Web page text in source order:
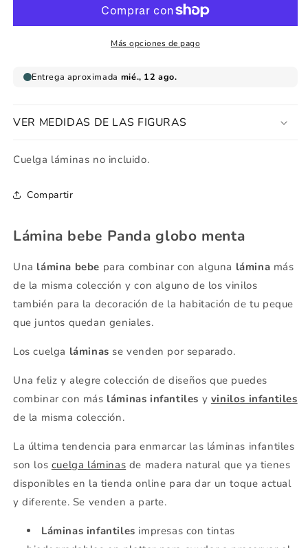
menta
globo
menta
Más opciones de pago
VER MEDIDAS DE LAS FIGURAS
Cuelga láminas no incluido.
Compartir
Lámina bebe Panda globo menta
Una lámina bebe para combinar con alguna lámina más
de la misma colección y con alguno de los vinilos
también para la decoración de la habitación de tu peque
que juntos quedan geniales.
Los cuelga láminas se venden por separado.
Una feliz y alegre colección de diseños que puedes
combinar con más láminas infantiles y vinilos infantiles
de la misma colección.
La última tendencia para enmarcar las láminas infantiles
son los cuelga láminas de madera natural que ya tienes
disponibles en la tienda online para dar un toque actual
y diferente. Se venden a parte.
Láminas infantiles impresas con tintas